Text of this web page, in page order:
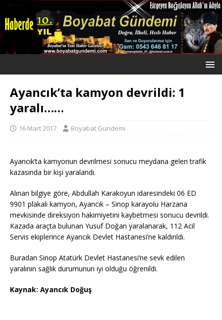
Ayancık’ta kamyon devrildi: 1
yaralı……
16 Mart 2017 Boyabat Gündemi
Ayancık’ta kamyonun devrilmesi sonucu meydana gelen trafik
kazasında bir kişi yaralandı.
Alınan bilgiye göre, Abdullah Karakoyun idaresindeki 06 ED
9901 plakalı kamyon, Ayancık – Sinop karayolu Harzana
mevkisinde direksiyon hakimiyetini kaybetmesi sonucu devrildi.
Kazada araçta bulunan Yusuf Doğan yaralanarak, 112 Acil
Servis ekiplerince Ayancık Devlet Hastanesi’ne kaldırıldı.
Buradan Sinop Atatürk Devlet Hastanesi’ne sevk edilen
yaralının sağlık durumunun iyi olduğu öğrenildi.
Kaynak: Ayancık Doğuş